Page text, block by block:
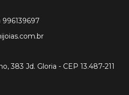
996139697
383 Jd. Gloria - CEP 13.487-211